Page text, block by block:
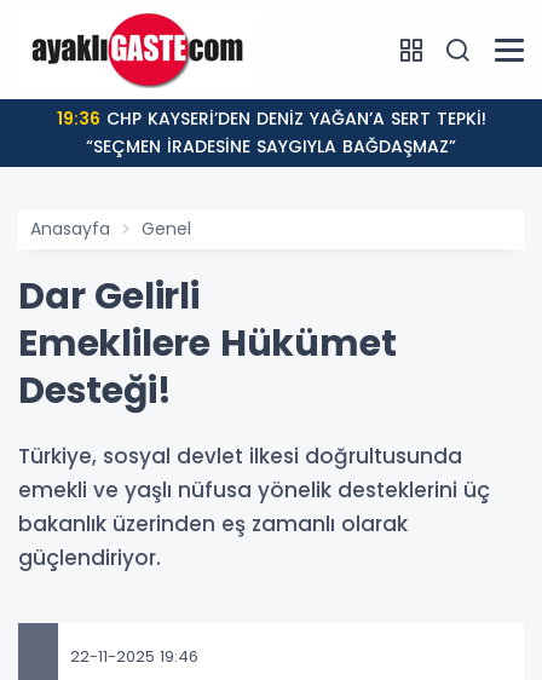
19:36
“SEÇMEN İRADESİNE SAYGIYLA BAĞDAŞMAZ”
Anasayfa Genel
Dar Gelirli
Emeklilere Hükümet
Desteği!
Türkiye, sosyal devlet ilkesi doğrultusunda
emekli ve yaşlı nüfusa yönelik desteklerini üç
bakanlık üzerinden eş zamanlı olarak
güçlendiriyor.
22-11-2025 19:46